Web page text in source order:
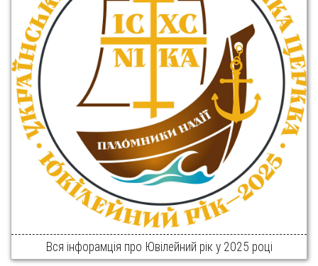
Вся інфорамція про Ювілейний рік у 2025 році